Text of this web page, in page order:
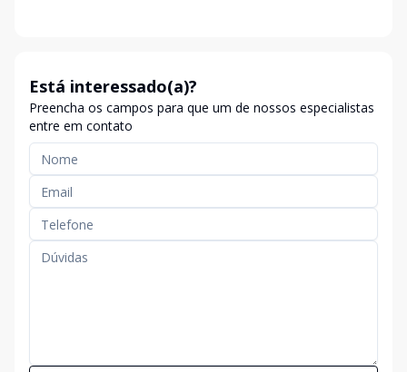
Está interessado(a)?
Preencha os campos para que um de nossos especialistas
entre em contato